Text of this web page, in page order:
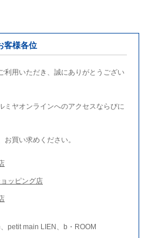
客様各位
利用いただき、誠にありがとうござい
ミヤオンラインへのアクセスならびに
買い求めください。
ッピング店
petit main LIEN、b・ROOM